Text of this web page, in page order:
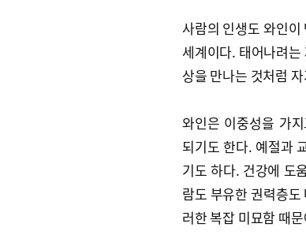
사람의 인생도 와인
세계이다. 태어나려
상을 만나는 것처럼
와인은 이중성을 가
되기도 한다. 예절과
기도 하다. 건강에 도
람도 부유한 권력층
러한 복잡 미묘함 때